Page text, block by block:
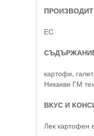
ЕС
картофи,
Никакви ГМ
ВКУС И
Лек картофен